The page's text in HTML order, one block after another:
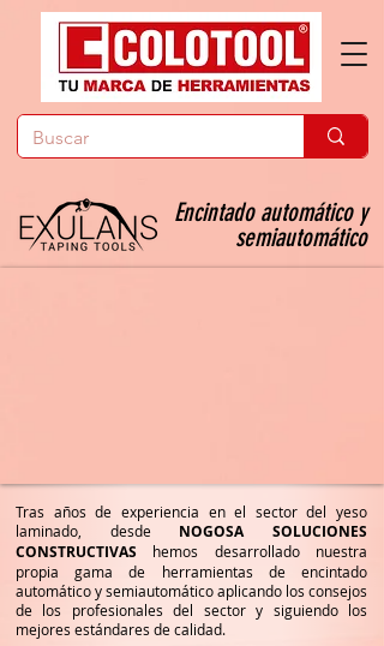
Encintado automático y
semiautomático
Tras años de experiencia en el sector del yeso
laminado, desde NOGOSA SOLUCIONES
CONSTRUCTIVAS hemos desarrollado nuestra
propia gama de herramientas de encintado
automático y semiautomático aplicando los consejos
de los profesionales del sector y siguiendo los
mejores estándares de calidad.